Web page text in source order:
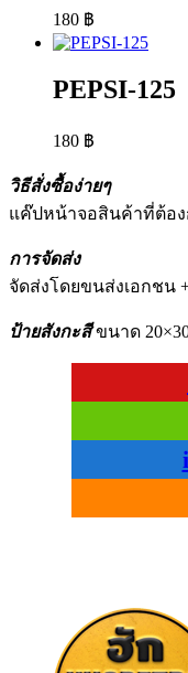
180 ฿
PEPSI-125
180 ฿
วิธีสั่งซื้อง่ายๆ
แค๊ปหน้าจอสินค้าที่ต้อง
การจัดส่ง
จัดส่งโดยขนส่งเอกชน
ป้ายสังกะสีขนาด